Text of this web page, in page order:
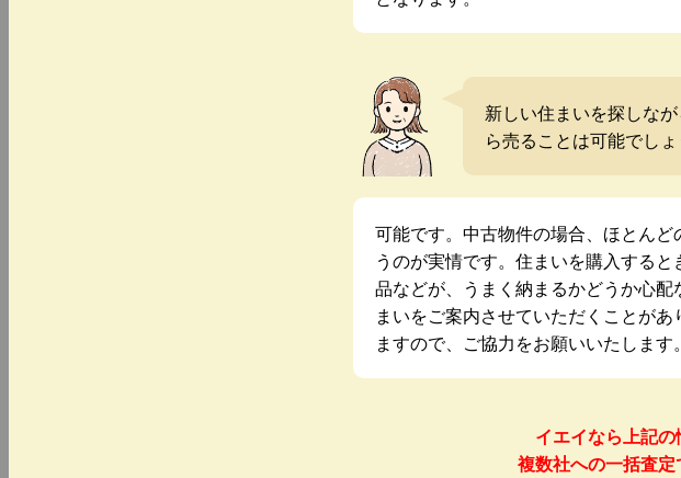
新しい住まいを探しな
ら売ることは可能でしょ
可能です。中古物件の場合、ほとん
うのが実情です。住まいを購入する
品などが、うまく納まるかどうか心
まいをご案内させていただくことが
ますので、ご協力をお願いいたします。
イエイなら上記
複数社への一括査定